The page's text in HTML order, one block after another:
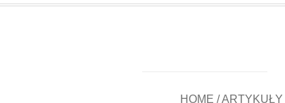
HOME /ARTYKUŁY